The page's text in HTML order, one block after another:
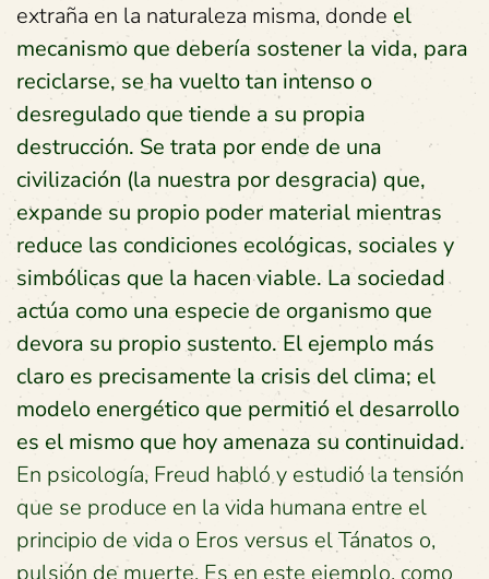
extraña en la naturaleza misma, donde el
mecanismo que debería sostener la vida, para
reciclarse, se ha vuelto tan intenso o
desregulado que tiende a su propia
destrucción. Se trata por ende de una
civilización (la nuestra por desgracia) que,
expande su propio poder material mientras
reduce las condiciones ecológicas, sociales y
simbólicas que la hacen viable. La sociedad
actúa como una especie de organismo que
devora su propio sustento. El ejemplo más
claro es precisamente la crisis del clima; el
modelo energético que permitió el desarrollo
es el mismo que hoy amenaza su continuidad.
En psicología, Freud habló y estudió la tensión
que se produce en la vida humana entre el
principio de vida o Eros versus el Tánatos o,
pulsión de muerte. Es en este ejemplo, como